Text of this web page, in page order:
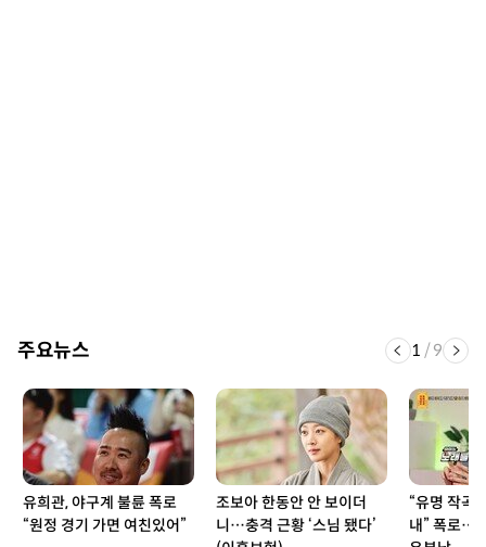
주요뉴스 1 /9
유희관, 야구계 불륜 폭로
“원정 경기 가면 여친있어”
조보아 한동안 안 보이더
니…충격 근황 ‘스님 됐다’
“유명 작곡
내” 폭로…